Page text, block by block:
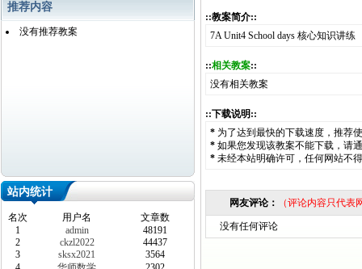
推荐内容
没有推荐教案
站内统计
名次 用户名
文章数
1
admin
48191
2
ckzl2022
44437
3
sksx2021
3564
::教案简介::
7A Unit4 School days 核心知识讲练
::相关教案::
没有相关教案
::下载说明::
* 为了达到最快的下载速度，推荐
* 如果您发现该教案不能下载，请
* 未经本站明确许可，任何网站不
网友评论： （评论内容只代
没有任何评论